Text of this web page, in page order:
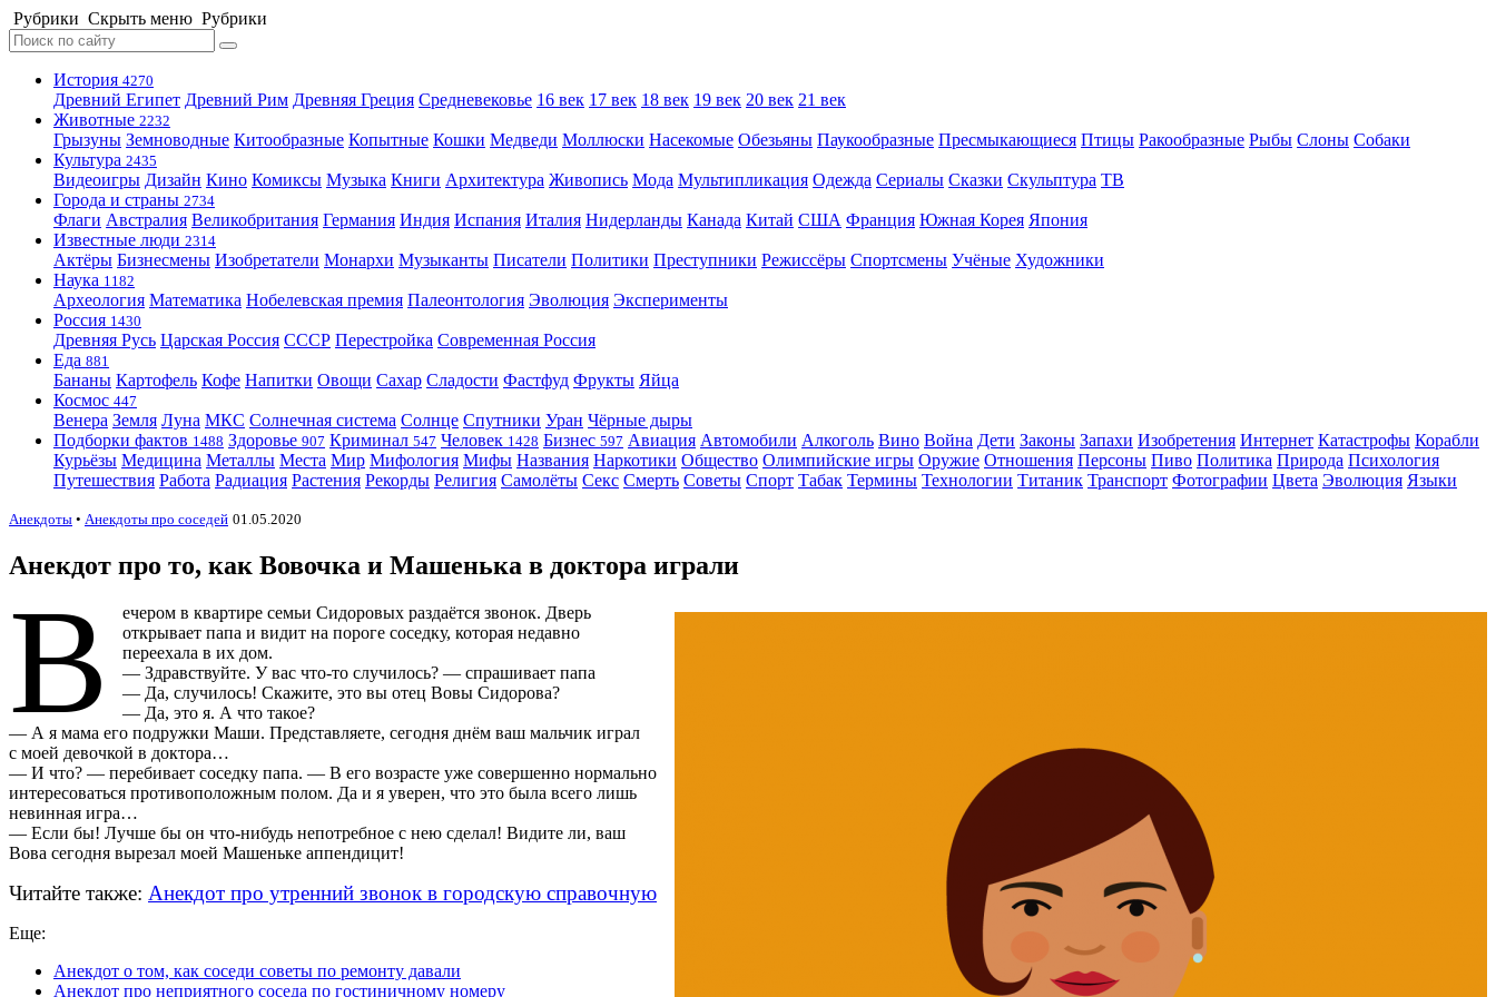
Рубрики Скрыть меню Рубрики
История 4270
Древний Египет Древний Рим Древняя Греция Средневековье 16 век 17 век 18 век 19 век 20 век 21 век
Животные 2232
Грызуны Земноводные Китообразные Копытные Кошки Медведи Моллюски Насекомые Обезьяны Паукообразные Пресмыкающиеся Птицы Ракообразные Рыбы Слоны Собаки
Культура 2435
Видеоигры Дизайн Кино Комиксы Музыка Книги Архитектура Живопись Мода Мультипликация Одежда Сериалы Сказки Скульптура ТВ
Города и страны 2734
Флаги Австралия Великобритания Германия Индия Испания Италия Нидерланды Канада Китай США Франция Южная Корея Япония
Известные люди 2314
Актёры Бизнесмены Изобретатели Монархи Музыканты Писатели Политики Преступники Режиссёры Спортсмены Учёные Художники
Наука 1182
Археология Математика Нобелевская премия Палеонтология Эволюция Эксперименты
Россия 1430
Древняя Русь Царская Россия СССР Перестройка Современная Россия
Еда 881
Бананы Картофель Кофе Напитки Овощи Сахар Сладости Фастфуд Фрукты Яйца
Космос 447
Венера Земля Луна МКС Солнечная система Солнце Спутники Уран Чёрные дыры
Подборки фактов 1488 Здоровье 907 Криминал 547 Человек 1428 Бизнес 597 Авиация Автомобили Алкоголь Вино Война Дети Законы Запахи Изобретения Интернет Катастрофы Корабли
Курьёзы Медицина Металлы Места Мир Мифология Мифы Названия Наркотики Общество Олимпийские игры Оружие Отношения Персоны Пиво Политика Природа Психология
Путешествия Работа Радиация Растения Рекорды Религия Самолёты Секс Смерть Советы Спорт Табак Термины Технологии Титаник Транспорт Фотографии Цвета Эволюция Языки
Анекдоты • Анекдоты про соседей 01.05.2020
Анекдот про то, как Вовочка и Машенька в доктора играли
В
ечером в квартире семьи Сидоровых раздаётся звонок. Дверь
открывает папа и видит на пороге соседку, которая недавно
переехала в их дом.
— Здравствуйте. У вас что-то случилось? — спрашивает папа
— Да, случилось! Скажите, это вы отец Вовы Сидорова?
— Да, это я. А что такое?
— А я мама его подружки Маши. Представляете, сегодня днём ваш мальчик играл
с моей девочкой в доктора…
— И что? — перебивает соседку папа. — В его возрасте уже совершенно нормально
интересоваться противоположным полом. Да и я уверен, что это была всего лишь
невинная игра…
— Если бы! Лучше бы он что-нибудь непотребное с нею сделал! Видите ли, ваш
Вова сегодня вырезал моей Машеньке аппендицит!
Читайте также: Анекдот про утренний звонок в городскую справочную
Еще:
Анекдот о том, как соседи советы по ремонту давали
Анекдот про неприятного соседа по гостиничному номеру